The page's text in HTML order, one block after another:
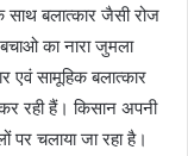
बलात्कार जैसी रोज
का नारा जुमला
एवं सामूहिक बलात्कार
रही हैं। किसान अपनी
चलाया जा रहा है।